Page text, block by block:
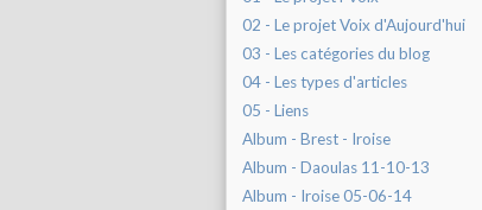
02 - Le projet Voix d'Aujourd'hui
03 - Les catégories du blog
04 - Les types d'articles
05 - Liens
Album - Brest - Iroise
Album - Daoulas 11-10-13
Album - Iroise 05-06-14